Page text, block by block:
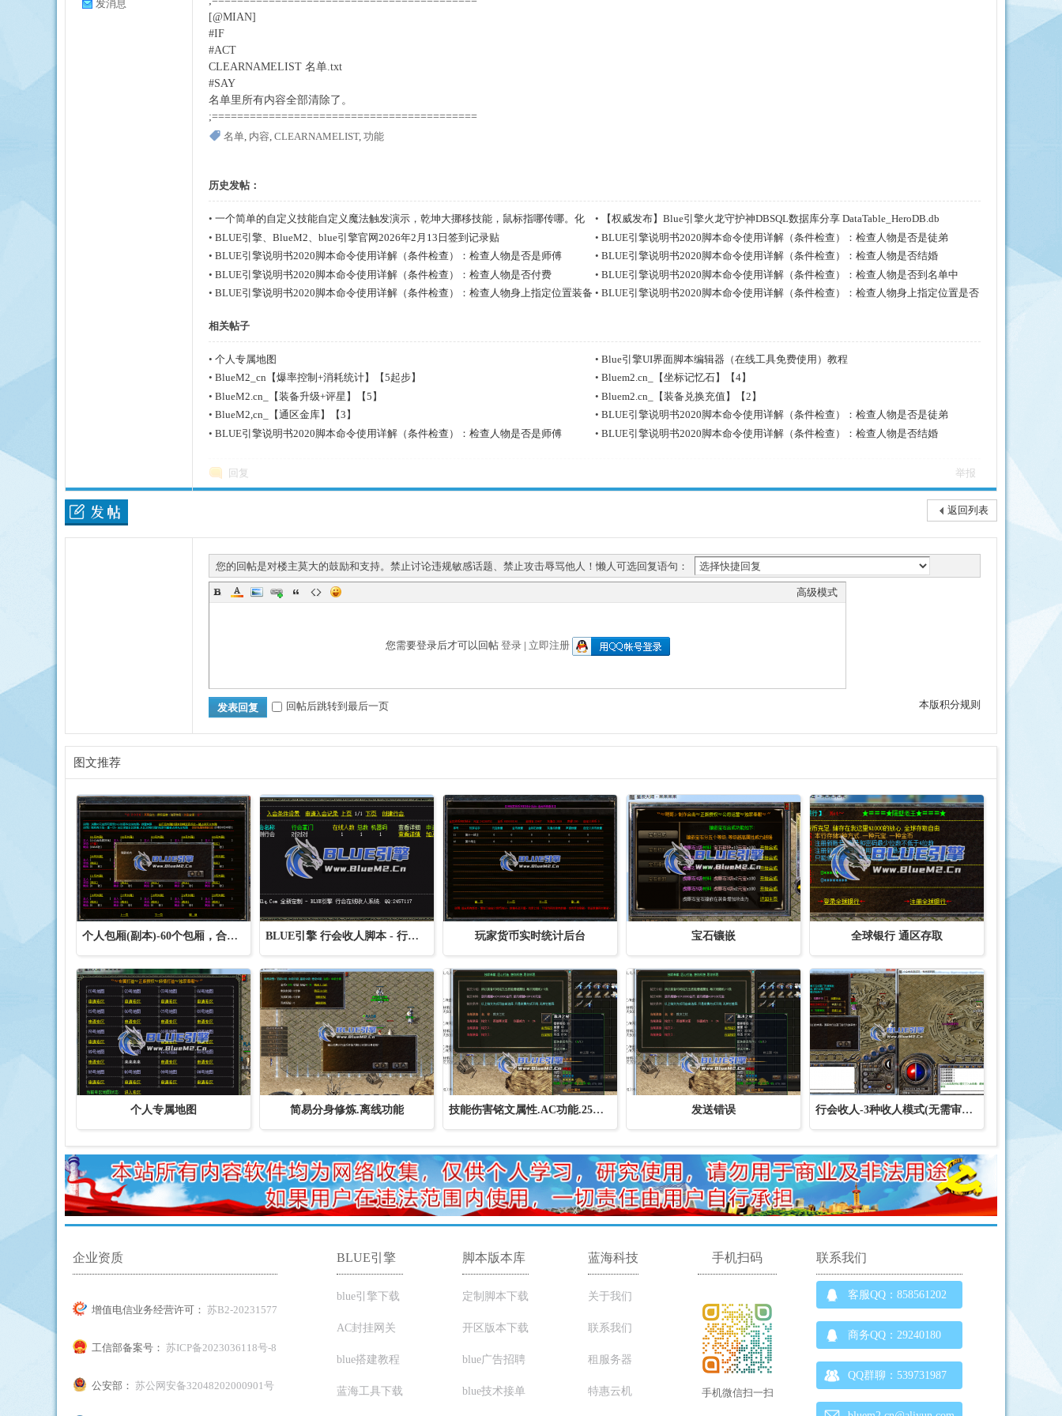
发消息
[@MIAN]
#IF
#ACT
CLEARNAMELIST 名单.txt
#SAY
名单里所有内容全部清除了。
;==========================================
名单, 内容, CLEARNAMELIST, 功能
历史发帖：
• 一个简单的自定义技能自定义魔法触发演示，乾坤大挪移技能，鼠标指哪传哪。化
身蝙蝠
•
【权威发布】Blue引擎火龙守护神DBSQL数据库分享 DataTable_HeroDB.db
• BLUE引擎、BlueM2、blue引擎官网2026年2月13日签到记录贴 • BLUE引擎说明书2020脚本命令使用详解（条件检查）：检查人物是否是徒弟
• BLUE引擎说明书2020脚本命令使用详解（条件检查）：检查人物是否是师傅 • BLUE引擎说明书2020脚本命令使用详解（条件检查）：检查人物是否结婚
• BLUE引擎说明书2020脚本命令使用详解（条件检查）：检查人物是否付费 • BLUE引擎说明书2020脚本命令使用详解（条件检查）：检查人物是否到名单中
• BLUE引擎说明书2020脚本命令使用详解（条件检查）：检查人物身上指定位置装备 • BLUE引擎说明书2020脚本命令使用详解（条件检查）：检查人物身上指定位置是否
相关帖子
• 个人专属地图 • Blue引擎UI界面脚本编辑器（在线工具免费使用）教程
• BlueM2_cn【爆率控制+消耗统计】【5起步】 • Bluem2.cn_【坐标记忆石】【4】
• BlueM2.cn_【装备升级+评星】【5】 • Bluem2.cn_【装备兑换充值】【2】
• BlueM2,cn_【通区金库】【3】 • BLUE引擎说明书2020脚本命令使用详解（条件检查）：检查人物是否是徒弟
• BLUE引擎说明书2020脚本命令使用详解（条件检查）：检查人物是否是师傅 • BLUE引擎说明书2020脚本命令使用详解（条件检查）：检查人物是否结婚
回复 举报
返回列表
您的回帖是对楼主莫大的鼓励和支持。禁止讨论违规敏感话题、禁止攻击辱骂他人！懒人可选回复语句：
高级模式
您需要登录后才可以回帖 登录| 立即注册
本版积分规则
发表回复 回帖后跳转到最后一页
图文推荐
个人包厢(副本)-60个包厢，合区时间未到的 BLUE引擎 行会收人脚本 - 行会在线收人定制 玩家货币实时统计后台 宝石镶嵌 全球银行 通区存取
个人专属地图 简易分身修炼.离线功能 技能伤害铭文属性.AC功能.25及以上引擎使用 发送错误 行会收人-3种收人模式(无需审批、即时审批
企业资质
增值电信业务经营许可： 苏B2-20231577
工信部备案号： 苏ICP备2023036118号-8
公安部： 苏公网安备32048202000901号
BLUE引擎
blue引擎下载
AC封挂网关
blue搭建教程
蓝海工具下载
脚本版本库
定制脚本下载
开区版本下载
blue广告招聘
blue技术接单
蓝海科技
关于我们
联系我们
租服务器
特惠云机
手机扫码
手机微信扫一扫
联系我们
客服QQ：858561202
商务QQ：29240180
QQ群聊：539731987